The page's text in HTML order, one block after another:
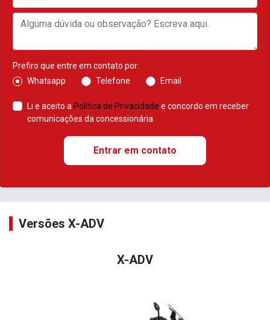
Prefiro que entre em contato por:
Whatsapp
Telefone Email
Li e aceito a Política de Privacidade e concordo em receber
comunicações da concessionária.
Entrar em contato
Versões X-ADV
X-ADV